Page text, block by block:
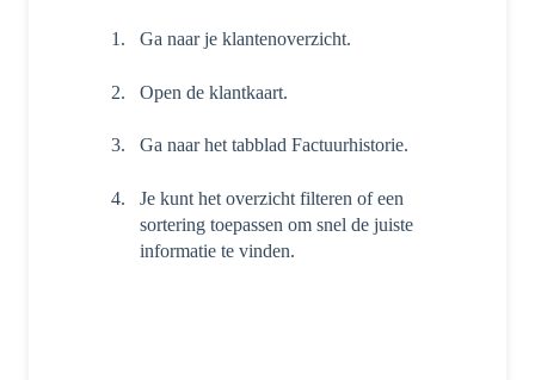
Ga naar je klantenoverzicht.
Open de klantkaart.
Ga naar het tabblad Factuurhistorie.
Je kunt het overzicht filteren of een
sortering toepassen om snel de juiste
informatie te vinden.